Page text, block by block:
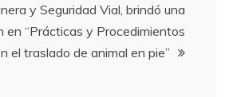
y Seguridad Vial, brindó una
en “Prácticas y Procedimientos
el traslado de animal en pie”